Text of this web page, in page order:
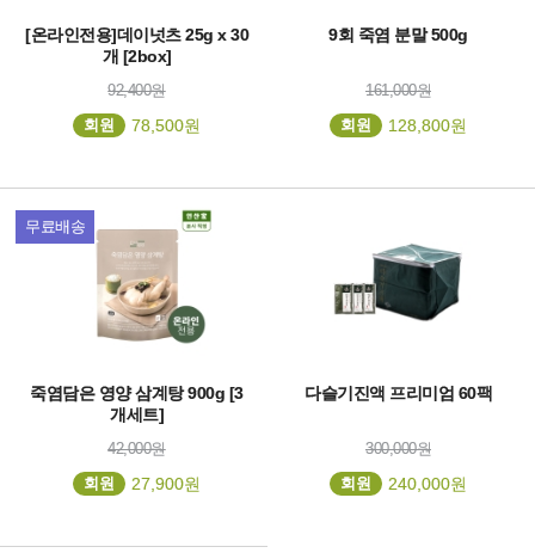
[온라인전용]데이넛츠 25g x 30
개 [2box]
92,400원
회원
78,500원
9회 죽염 분말 500g
161,000원
회원
128,800원
무료배송
죽염담은 영양 삼계탕 900g [3
개세트]
42,000원
회원
27,900원
다슬기진액 프리미엄 60팩
300,000원
회원
240,000원